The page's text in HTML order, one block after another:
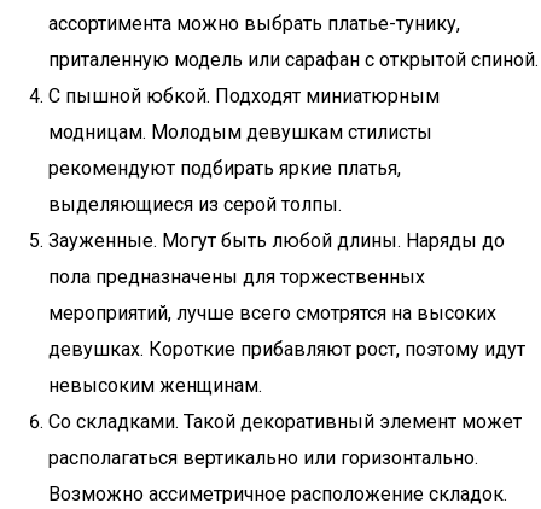
ассортимента можно выбрать платье-тунику,
приталенную модель или сарафан с открытой спиной.
С пышной юбкой. Подходят миниатюрным
модницам. Молодым девушкам стилисты
рекомендуют подбирать яркие платья,
выделяющиеся из серой толпы.
Зауженные. Могут быть любой длины. Наряды до
пола предназначены для торжественных
мероприятий, лучше всего смотрятся на высоких
девушках. Короткие прибавляют рост, поэтому идут
невысоким женщинам.
Со складками. Такой декоративный элемент может
располагаться вертикально или горизонтально.
Возможно ассиметричное расположение складок.